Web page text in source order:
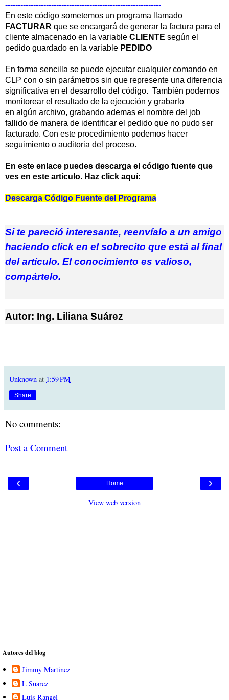
-------------------------------------------------------------
En este código sometemos un programa llamado
FACTURAR que se encargará de generar la factura para el
cliente almacenado en la variable CLIENTE según el
pedido guardado en la variable PEDIDO
En forma sencilla se puede ejecutar cualquier comando en
CLP con o sin parámetros sin que represente una diferencia
significativa en el desarrollo del código. También podemos
monitorear el resultado de la ejecución y grabarlo
en algún archivo, grabando ademas el nombre del job
fallido de manera de identificar el pedido que no pudo ser
facturado. Con este procedimiento podemos hacer
seguimiento o auditoria del proceso.
En este enlace puedes descarga el código fuente que
ves en este artículo. Haz click aquí:
Descarga Código Fuente del Programa
Si te pareció interesante, reenvíalo a un amigo
haciendo click en el sobrecito que está al final
del artículo. El conocimiento es valioso,
compártelo.
Autor: Ing. Liliana Suárez
Unknown at 1:59 PM
Share
No comments:
Post a Comment
‹ ›
Home
View web version
Autores del blog
Jimmy Martinez
L Suarez
Luís Rangel